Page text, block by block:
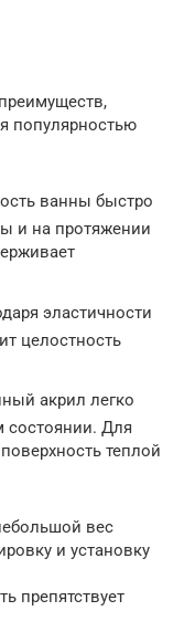
популярностью
ванны быстро
и на протяжении
эластичности
целостность
акрил легко
состоянии. Для
теплой
вес
и установку
препятствует